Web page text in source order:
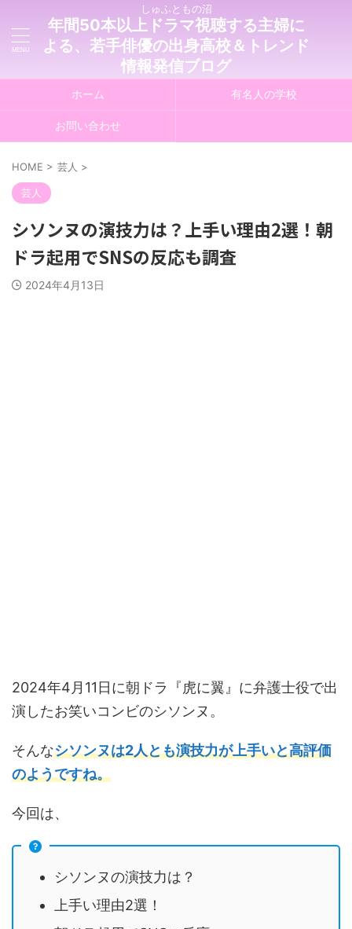
しゅふともの沼
年間50本以上ドラマ視聴する主婦に
よる、若手俳優の出身高校＆トレンド
情報発信ブログ
ホーム 有名人の学校
お問い合わせ
HOME > 芸人 >
芸人
シソンヌの演技力は？上手い理由2選！朝
ドラ起用でSNSの反応も調査
2024年4月13日
2024年4月11日に朝ドラ『虎に翼』に弁護士役で出
演したお笑いコンビのシソンヌ。
そんなシソンヌは2人とも演技力が上手いと高評価
のようですね。
今回は、
シソンヌの演技力は？
上手い理由2選！